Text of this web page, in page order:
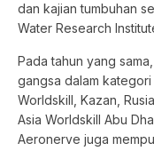
dan kajian tumbuhan
Water Research
Pada tahun yang
gangsa dalam
Worldskill, Kazan,
Asia Worldskill Abu
Aeronerve juga